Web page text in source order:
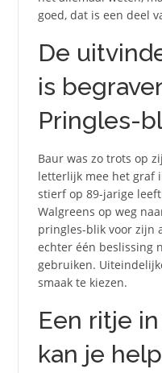
goed, dat is een deel
De
is
Pringles-
Baur was zo trots op
letterlijk mee het graf
stierf op 89-jarige
Walgreens op weg
pringles-blik voor zijn
echter één beslissing
gebruiken.
smaak te kiezen.
Een ritje
kan je